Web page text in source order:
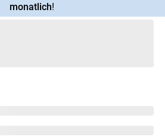
monatlich!